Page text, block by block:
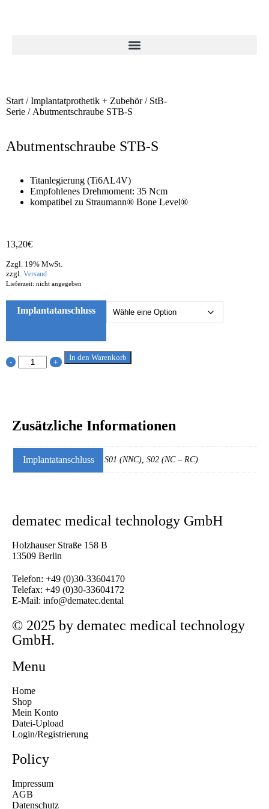
Start /Implantatprothetik + Zubehör/ StB-
Serie / Abutmentschraube STB-S
Abutmentschraube STB-S
Titanlegierung (Ti6AL4V)
Empfohlenes Drehmoment: 35 Ncm
kompatibel zu Straumann® Bone Level®
13,20€
Zzgl. 19% MwSt.
zzgl. Versand
Lieferzeit: nicht angegeben
Implantatanschluss
- +
In den Warenkorb
Zusätzliche Informationen
Implantatanschluss S01 (NNC), S02 (NC – RC)
dematec medical technology GmbH
Holzhauser Straße 158 B
13509 Berlin
Telefon: +49 (0)30-33604170
Telefax: +49 (0)30-33604172
E-Mail: info@dematec.dental
© 2025 by dematec medical technology
GmbH.
Menu
Home
Shop
Mein Konto
Datei-Upload
Login/Registrierung
Policy
Impressum
AGB
Datenschutz